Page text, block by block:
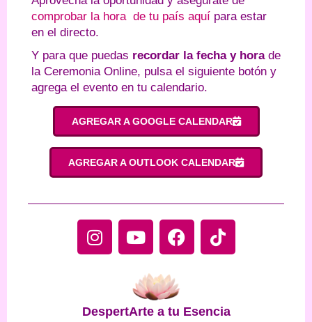
comprobar la hora de tu país aquí para estar
en el directo.
Y para que puedas recordar la fecha y horade
la Ceremonia Online, pulsa el siguiente botón y
agrega el evento en tu calendario.
AGREGAR A GOOGLE CALENDAR
AGREGAR A OUTLOOK CALENDAR
DespertArte a tu Esencia
I
n
g
Y
o
t
u
b
F
a
e
b
o
T
i
k